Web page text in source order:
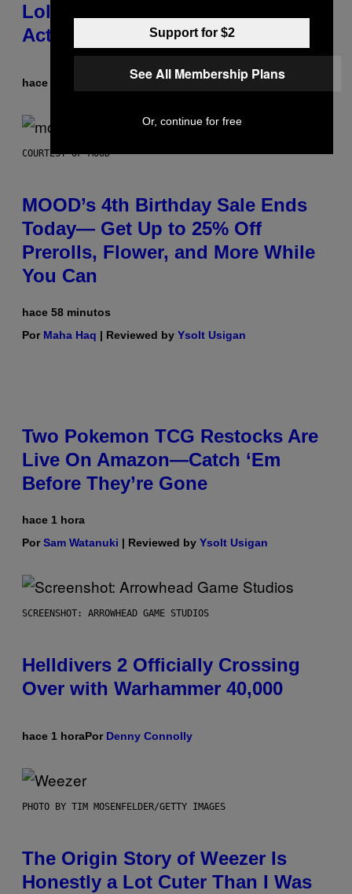
Lollapalooza Proved Why That’s
Actually a Great Thing
hace 53 minutos PorCaleb Catlin
COURTESY OF MOOD
MOOD’s 4th Birthday Sale Ends
Today— Get Up to 25% Off
Prerolls, Flower, and More While
You Can
hace 58 minutos
Por Maha Haq | Reviewed by Ysolt Usigan
Two Pokemon TCG Restocks Are
Live On Amazon—Catch ‘Em
Before They’re Gone
hace 1 hora
PorSam Watanuki | Reviewed by Ysolt Usigan
SCREENSHOT: ARROWHEAD GAME STUDIOS
Helldivers 2 Officially Crossing
Over with Warhammer 40,000
hace 1 horaPor Denny Connolly
PHOTO BY TIM MOSENFELDER/GETTY IMAGES
The Origin Story of Weezer Is
Honestly a Lot Cuter Than I Was
Support for $2
See All Membership Plans
Or, continue for free